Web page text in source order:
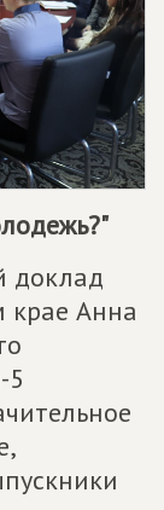
доклад
крае Анна
5